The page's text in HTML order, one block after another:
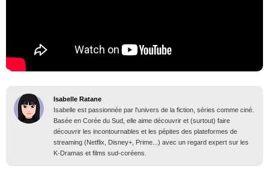
Isabelle Ratane
Isabelle est passionnée par l'univers de la fiction, séries comme ciné.
Basée en Corée du Sud, elle aime découvrir et (surtout) faire
découvrir les incontournables et les pépites des plateformes de
streaming (Netflix, Disney+, Prime...) avec un regard expert sur les
K-Dramas et films sud-coréens.